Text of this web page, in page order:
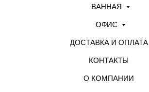
ВАННАЯ
ОФИС
ДОСТАВКА И ОПЛАТА
КОНТАКТЫ
О КОМПАНИИ